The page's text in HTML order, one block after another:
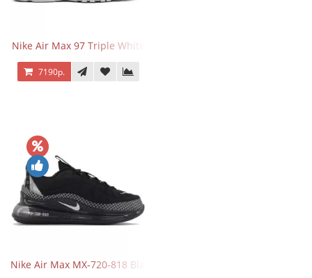
Nike Air Max 97 Triple White
7190р.
Nike Air Max MX-720-818 Black